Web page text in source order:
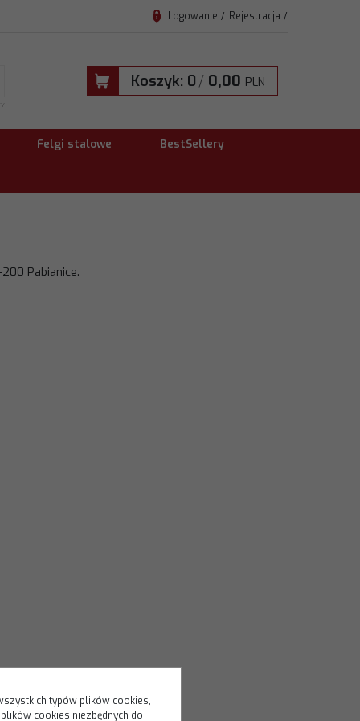
Logowanie Rejestracja
Koszyk: 0 / 0,00 PLN
Felgi stalowe BestSellery
Pabianice.
typów plików cookies,
cookies niezbędnych do